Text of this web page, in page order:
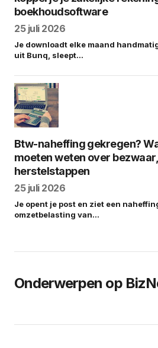
boekhoudsoftware
25 juli 2026
Je downloadt elke maand
uit Bunq, sleept…
Btw-naheffing gekregen?
moeten weten over
herstelstappen
25 juli 2026
Je opent je post en ziet een
omzetbelasting van…
Onderwerpen op